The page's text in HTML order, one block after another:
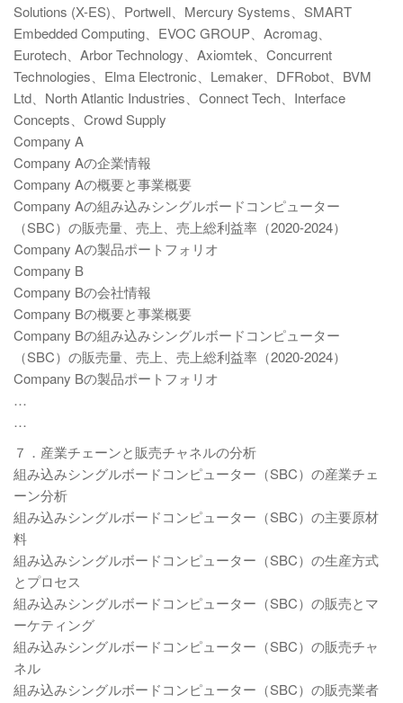
Solutions (X-ES)、Portwell、Mercury Systems、SMART
Embedded Computing、EVOC GROUP、Acromag、
Eurotech、Arbor Technology、Axiomtek、Concurrent
Technologies、Elma Electronic、Lemaker、DFRobot、BVM
Ltd、North Atlantic Industries、Connect Tech、Interface
Concepts、Crowd Supply
Company A
Company Aの企業情報
Company Aの概要と事業概要
Company Aの組み込みシングルボードコンピューター
（SBC）の販売量、売上、売上総利益率（2020-2024）
Company Aの製品ポートフォリオ
Company B
Company Bの会社情報
Company Bの概要と事業概要
Company Bの組み込みシングルボードコンピューター
（SBC）の販売量、売上、売上総利益率（2020-2024）
Company Bの製品ポートフォリオ
…
…
７．産業チェーンと販売チャネルの分析
組み込みシングルボードコンピューター（SBC）の産業チェ
ーン分析
組み込みシングルボードコンピューター（SBC）の主要原材
料
組み込みシングルボードコンピューター（SBC）の生産方式
とプロセス
組み込みシングルボードコンピューター（SBC）の販売とマ
ーケティング
組み込みシングルボードコンピューター（SBC）の販売チャ
ネル
組み込みシングルボードコンピューター（SBC）の販売業者